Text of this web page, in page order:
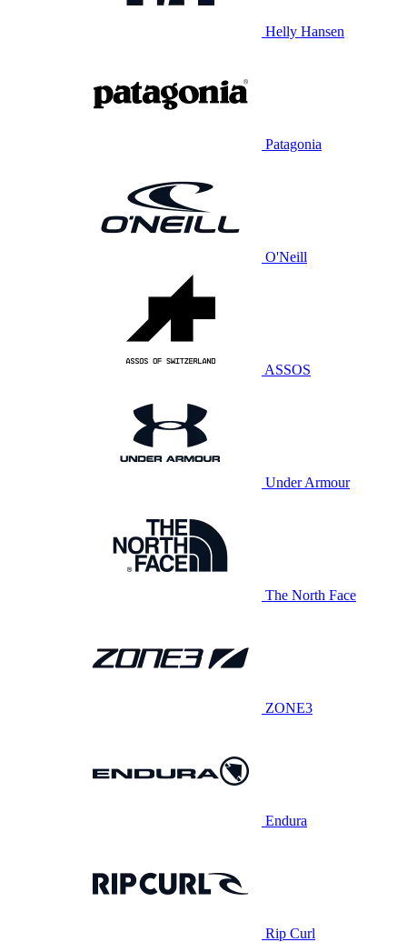
Helly Hansen
Patagonia
O'Neill
ASSOS
Under Armour
The North Face
ZONE3
Endura
Rip Curl